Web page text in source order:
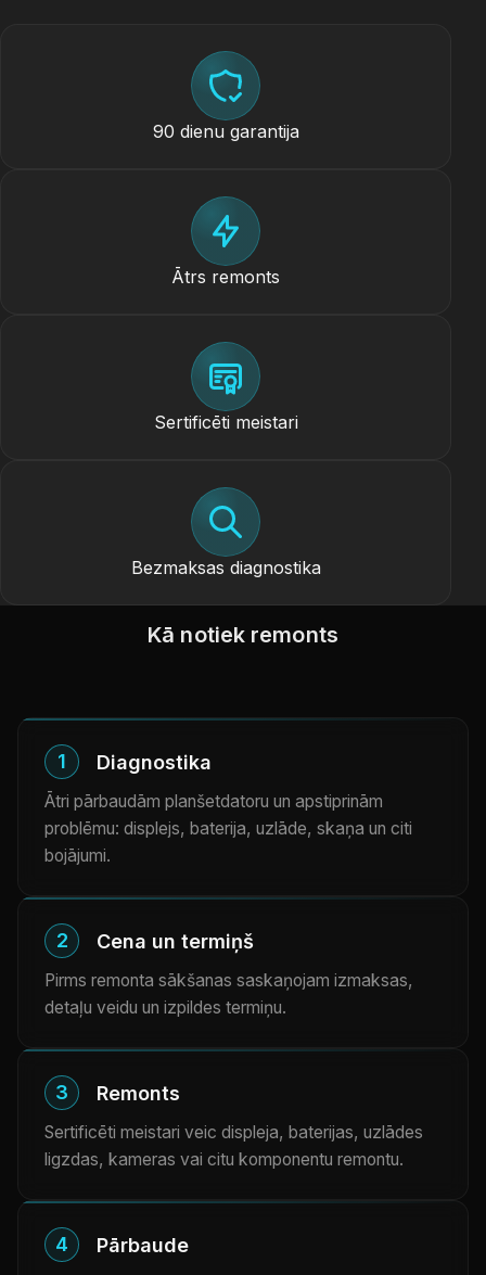
90 dienu garantija
Ātrs remonts
Sertificēti meistari
Bezmaksas diagnostika
Kā notiek remonts
1 Diagnostika
Ātri pārbaudām planšetdatoru un apstiprinām
problēmu: displejs, baterija, uzlāde, skaņa un citi
bojājumi.
2 Cena un termiņš
Pirms remonta sākšanas saskaņojam izmaksas,
detaļu veidu un izpildes termiņu.
3 Remonts
Sertificēti meistari veic displeja, baterijas, uzlādes
ligzdas, kameras vai citu komponentu remontu.
4 Pārbaude